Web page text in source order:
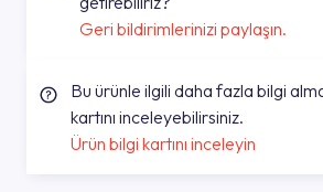
Geri bildirimlerinizi paylaşın.
Bu ürünle ilgili daha fazla bilgi
kartını inceleyebilirsiniz.
Ürün bilgi kartını inceleyin